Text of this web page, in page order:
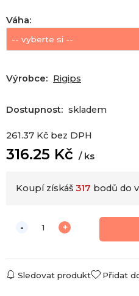
Váha:
Výrobce: Rigips
Dostupnost: skladem
261.37 Kč bez DPH
316.25 Kč ks
Koupí získáš 317 bodů do
Sledovat produkt Přidat